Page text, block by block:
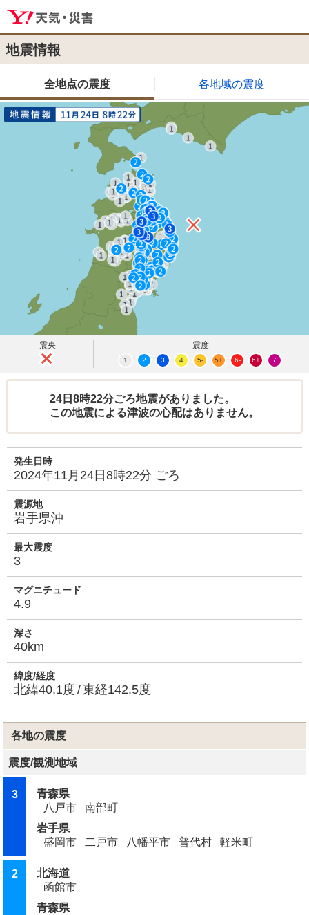
地震情報
全地点の震度 各地域の震度
震央 震度
1 2 3 4 5- 5+ 6- 6+ 7
24日8時22分ごろ地震がありました。
この地震による津波の心配はありません。
発生日時
2024年11月24日8時22分 ごろ
震源地
岩手県沖
最大震度
3
マグニチュード
4.9
深さ
40km
緯度/経度
北緯40.1度 東経142.5度
各地の震度
震度/観測地域
3
青森県
八戸市
南部町
岩手県
盛岡市
二戸市 八幡平市 普代村 軽米町
2
北海道
函館市
青森県